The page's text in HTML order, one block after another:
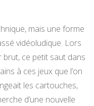
mais une forme
vidéoludique. Lors
ce petit saut dans
à ces jeux que l’on
les cartouches,
d’une nouvelle